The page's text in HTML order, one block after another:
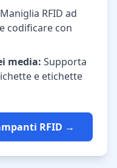
Maniglia RFID ad
codificare con
media: Supporta
e etichette
RFID →